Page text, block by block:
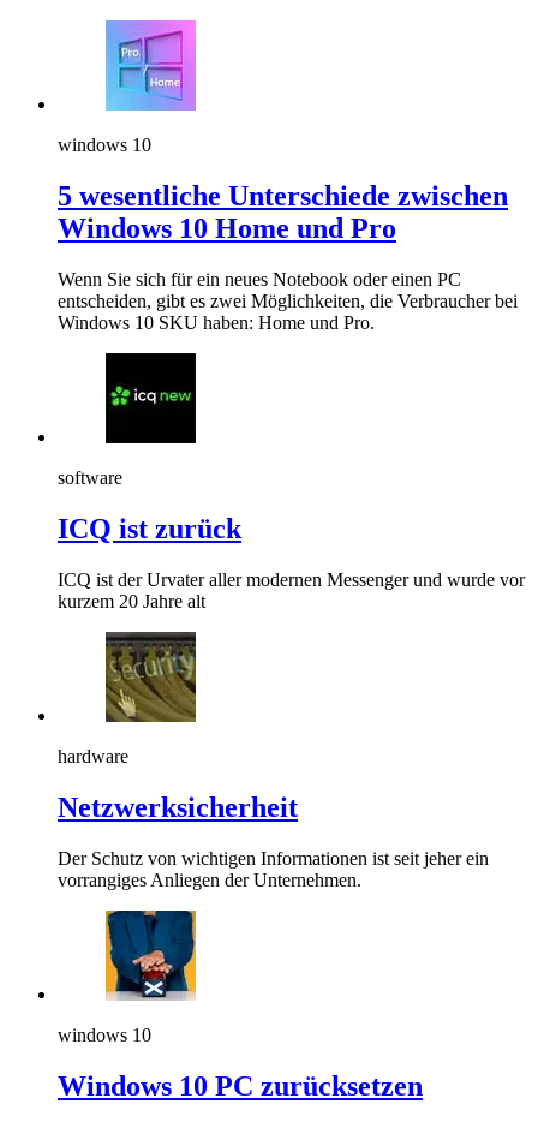
windows 10
5 wesentliche Unterschiede zwischen
Windows 10 Home und Pro
Wenn Sie sich für ein neues Notebook oder einen PC
entscheiden, gibt es zwei Möglichkeiten, die Verbraucher bei
Windows 10 SKU haben: Home und Pro.
software
ICQ ist zurück
ICQ ist der Urvater aller modernen Messenger und wurde vor
kurzem 20 Jahre alt
hardware
Netzwerksicherheit
Der Schutz von wichtigen Informationen ist seit jeher ein
vorrangiges Anliegen der Unternehmen.
windows 10
Windows 10 PC zurücksetzen